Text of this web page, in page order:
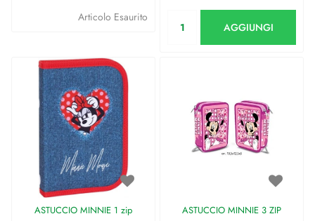
Articolo Esaurito
AGGIUNGI
ASTUCCIO MINNIE 1 zip ASTUCCIO MINNIE 3 ZIP